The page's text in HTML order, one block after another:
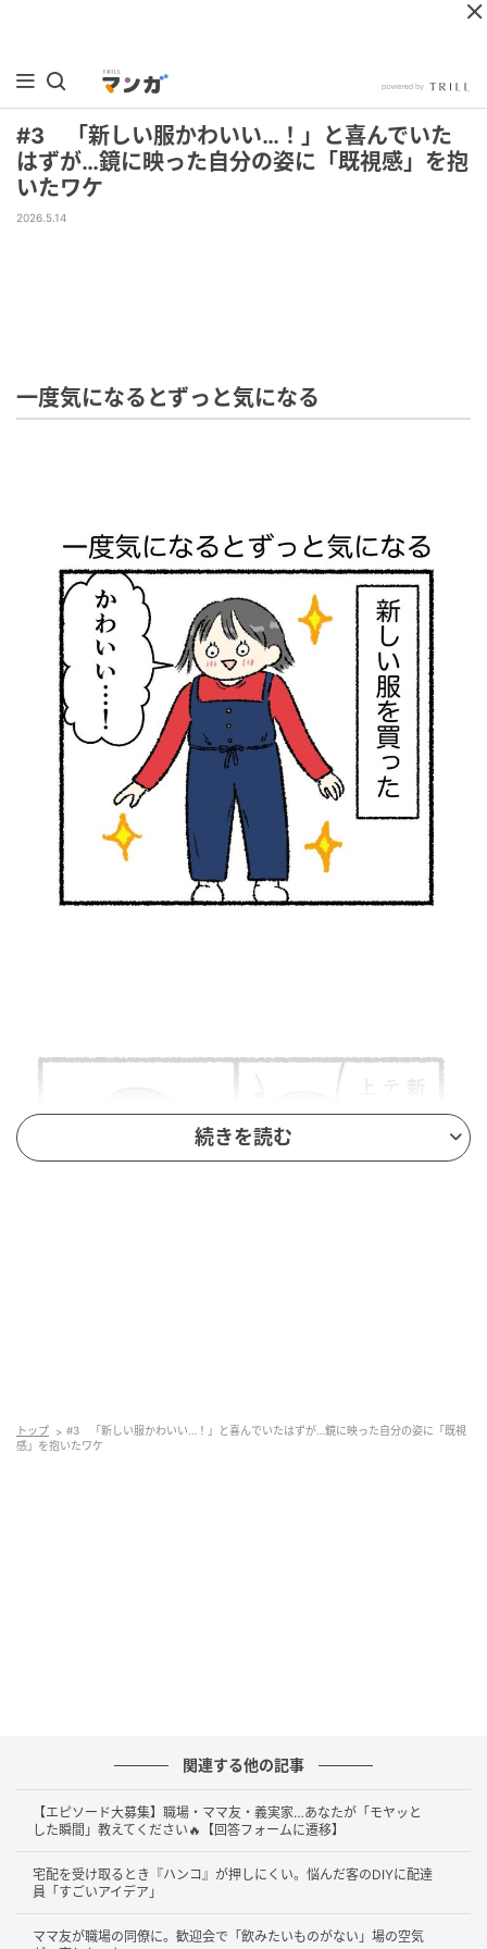
#3 「新しい服かわいい…！」と喜んでいた
はずが…鏡に映った自分の姿に「既視感」を抱
いたワケ
2026.5.14
一度気になるとずっと気になる
続きを読む
トップ
#3 「新しい服かわいい…！」と喜んでいたはずが…鏡に映った自分の姿に「既視
感」を抱いたワケ
関連する他の記事
【エピソード大募集】職場・ママ友・義実家…あなたが「モヤッと
した瞬間」教えてください🔥【回答フォームに遷移】
宅配を受け取るとき『ハンコ』が押しにくい。悩んだ客のDIYに配達
員「すごいアイデア」
ママ友が職場の同僚に。歓迎会で「飲みたいものがない」場の空気